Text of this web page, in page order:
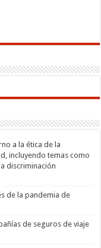
a la ética de la
incluyendo temas como
discriminación
de la pandemia de
de seguros de viaje